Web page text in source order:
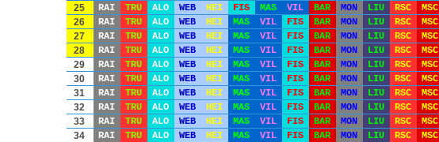
25
RAI TRU ALO WEB HEI FIS MAS VIL BAR MON LIU RSC MSC
26
RAI TRU ALO WEB HEI MAS VIL FIS BAR MON LIU RSC MSC
27
RAI TRU ALO WEB HEI MAS VIL FIS BAR MON LIU RSC MSC
28
RAI TRU ALO WEB HEI MAS VIL FIS BAR MON LIU RSC MSC
29
RAI TRU ALO WEB HEI MAS VIL FIS BAR MON LIU RSC MSC
30
RAI TRU ALO WEB HEI MAS VIL FIS BAR MON LIU RSC MSC
31
RAI TRU ALO WEB HEI MAS VIL FIS BAR MON LIU RSC MSC
32
RAI TRU ALO WEB HEI MAS VIL FIS BAR MON LIU RSC MSC
33
RAI TRU ALO WEB HEI MAS VIL FIS BAR MON LIU RSC MSC
34
RAI TRU ALO WEB HEI MAS VIL FIS BAR MON LIU RSC MSC